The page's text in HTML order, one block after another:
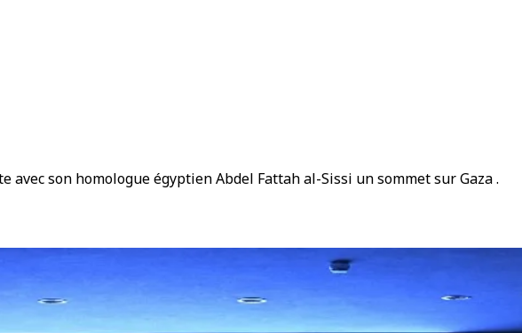
son homologue égyptien Abdel Fattah al-Sissi un sommet sur Gaza .